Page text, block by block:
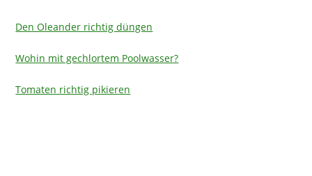
Den Oleander richtig düngen
Wohin mit gechlortem Poolwasser?
Tomaten richtig pikieren